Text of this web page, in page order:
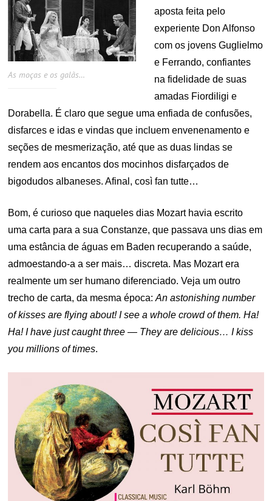
As moças e os galãs…
aposta feita pelo
experiente Don Alfonso
com os jovens Guglielmo
e Ferrando, confiantes
na fidelidade de suas
amadas Fiordiligi e
Dorabella. É claro que segue uma enfiada de confusões,
disfarces e idas e vindas que incluem envenenamento e
seções de mesmerização, até que as duas lindas se
rendem aos encantos dos mocinhos disfarçados de
bigodudos albaneses. Afinal, così fan tutte…
Bom, é curioso que naqueles dias Mozart havia escrito
uma carta para a sua Constanze, que passava uns dias em
uma estância de águas em Baden recuperando a saúde,
admoestando-a a ser mais… discreta. Mas Mozart era
realmente um ser humano diferenciado. Veja um outro
trecho de carta, da mesma época:An astonishing number
of kisses are flying about! I see a whole crowd of them. Ha!
Ha! I have just caught three — They are delicious… I kiss
you millions of times.